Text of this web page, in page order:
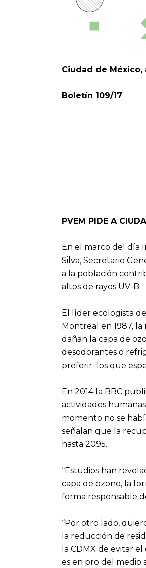
Ciudad de México,
Boletín 109/17
PVEM PIDE A
En el marco del día
Silva, Secretario
a la población
altos de rayos UV-B.
El líder ecologista
Montreal en 1987,
dañan la capa de
desodorantes o
preferir los que
En 2014 la BBC
actividades
momento no se
señalan que la
hasta 2095.
“Estudios han
capa de ozono, la
forma responsable
“Por otro lado,
la reducción de
la CDMX de evitar
es en pro del medio